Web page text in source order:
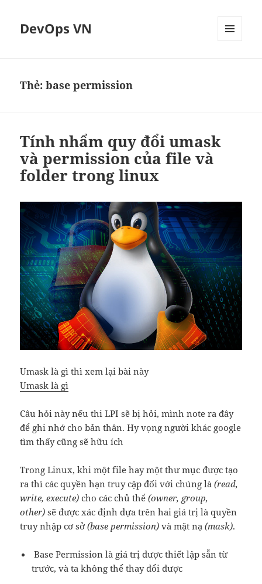
DevOps VN
Thẻ:base permission
Tính nhẩm quy đổi umask
và permission của file và
folder trong linux
Umask là gì thì xem lại bài này
Umask là gì
Câu hỏi này nếu thi LPI sẽ bị hỏi, mình note ra đây
để ghi nhớ cho bản thân. Hy vọng người khác google
tìm thấy cũng sẽ hữu ích
Trong Linux, khi một file hay một thư mục được tạo
ra thì các quyền hạn truy cập đối với chúng là(read,
write, execute) cho các chủ thể(owner, group,
other) sẽ được xác định dựa trên hai giá trị là quyền
truy nhập cơ sở(base permission) và mặt nạ(mask).
Base Permission là giá trị được thiết lập sẵn từ
trước, và ta không thể thay đổi được